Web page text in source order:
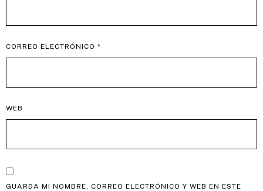
CORREO ELECTRÓNICO *
WEB
GUARDA MI NOMBRE, CORREO ELECTRÓNICO Y WEB EN ESTE